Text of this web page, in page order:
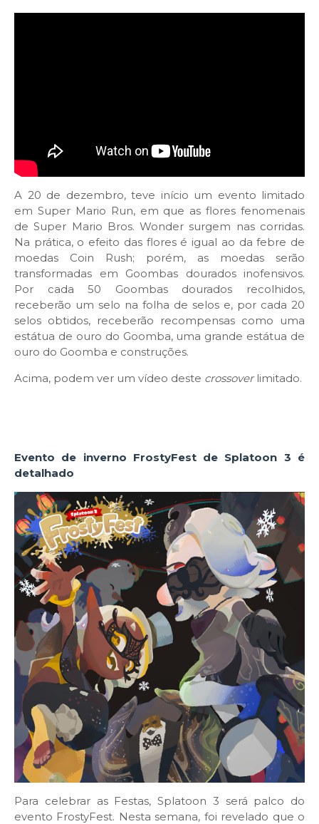
A 20 de dezembro, teve início um evento limitado
em Super Mario Run, em que as flores fenomenais
de Super Mario Bros. Wonder surgem nas corridas.
Na prática, o efeito das flores é igual ao da febre de
moedas Coin Rush; porém, as moedas serão
transformadas em Goombas dourados inofensivos.
Por cada 50 Goombas dourados recolhidos,
receberão um selo na folha de selos e, por cada 20
selos obtidos, receberão recompensas como uma
estátua de ouro do Goomba, uma grande estátua de
ouro do Goomba e construções.
Acima, podem ver um vídeo deste crossover limitado.
Evento de inverno FrostyFest de Splatoon 3 é
detalhado
Para celebrar as Festas, Splatoon 3 será palco do
evento FrostyFest. Nesta semana, foi revelado que o